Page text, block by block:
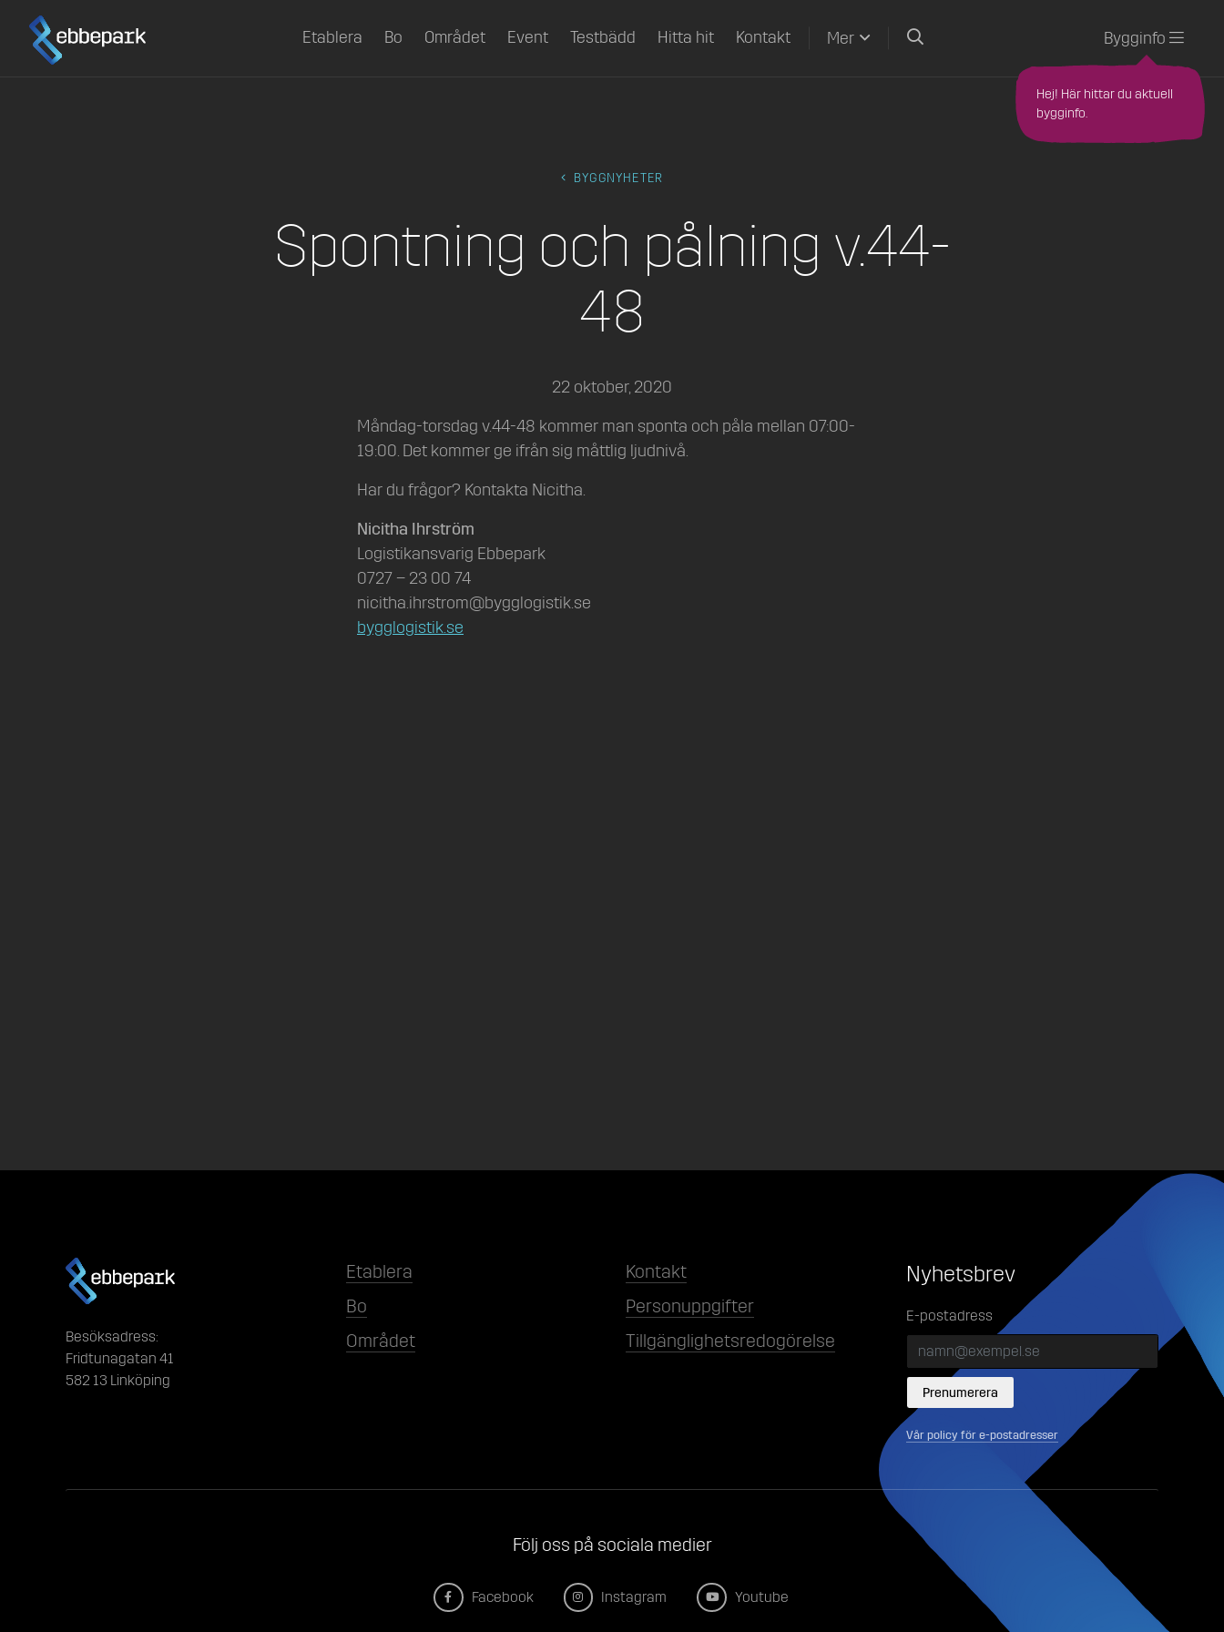
Etablera Bo Området Event Testbädd Hitta hit Kontakt Mer Bygginfo
Hej! Här hittar du aktuell
bygginfo.
BYGGNYHETER
Spontning och pålning v.44-
48
22 oktober, 2020
Måndag-torsdag v.44-48 kommer man sponta och påla mellan 07:00-
19:00. Det kommer ge ifrån sig måttlig ljudnivå.
Har du frågor? Kontakta Nicitha.
Nicitha Ihrström
Logistikansvarig Ebbepark
0727 – 23 00 74
nicitha.ihrstrom@bygglogistik.se
bygglogistik.se
Besöksadress:
Fridtunagatan 41
582 13 Linköping
Etablera
Bo
Området
Kontakt
Personuppgifter
Tillgänglighetsredogörelse
Nyhetsbrev
E-postadress
Vår policy för e-postadresser
Följ oss på sociala medier
Facebook Instagram Youtube